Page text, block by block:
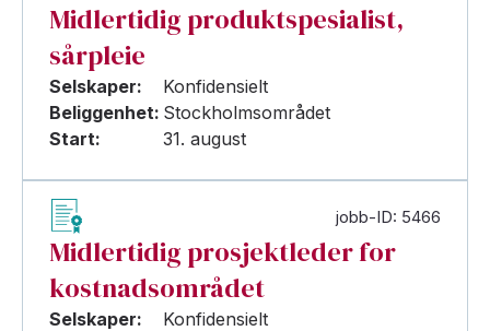
Midlertidig produktspesialist,
sårpleie
Selskaper:
Konfidensielt
Beliggenhet: Stockholmsområdet
Start:
31. august
jobb-ID: 5466
Midlertidig prosjektleder for
kostnadsområdet
Selskaper:
Konfidensielt